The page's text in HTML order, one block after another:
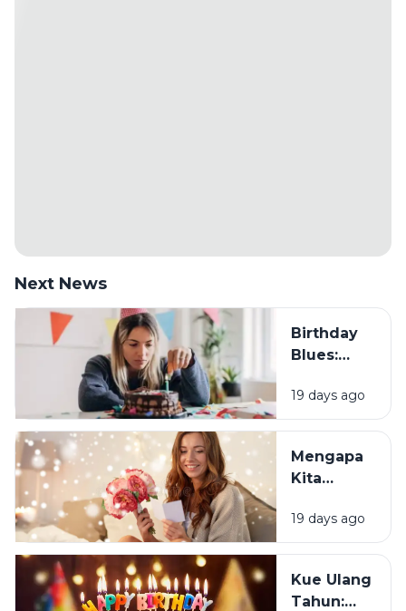
Next News
Birthday
Blues:
Sebagian
Orang
Merasa
Sedih Saat
Tahun?
19 days ago
Mengapa
Kita
Mendapat
Ucapan
Tahun?
19 days ago
Kue Ulang
Tahun: